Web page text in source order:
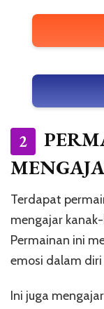
2
Terdapat
mengajar
Permainan ini
emosi dalam
Ini juga